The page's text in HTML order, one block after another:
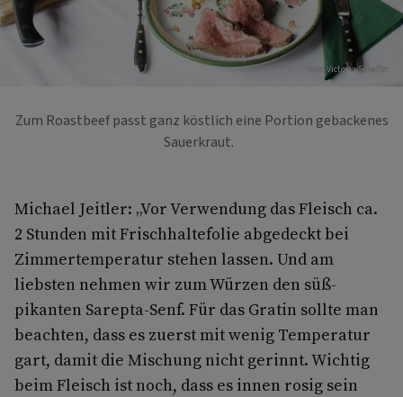
Foto: Victoria Schaffer
Zum Roastbeef passt ganz köstlich eine Portion gebackenes
Sauerkraut.
Michael Jeitler: „Vor Verwendung das Fleisch ca.
2 Stunden mit Frischhaltefolie abgedeckt bei
Zimmertemperatur stehen lassen. Und am
liebsten nehmen wir zum Würzen den süß-
pikanten Sarepta-Senf. Für das Gratin sollte man
beachten, dass es zuerst mit wenig Temperatur
gart, damit die Mischung nicht gerinnt. Wichtig
beim Fleisch ist noch, dass es innen rosig sein